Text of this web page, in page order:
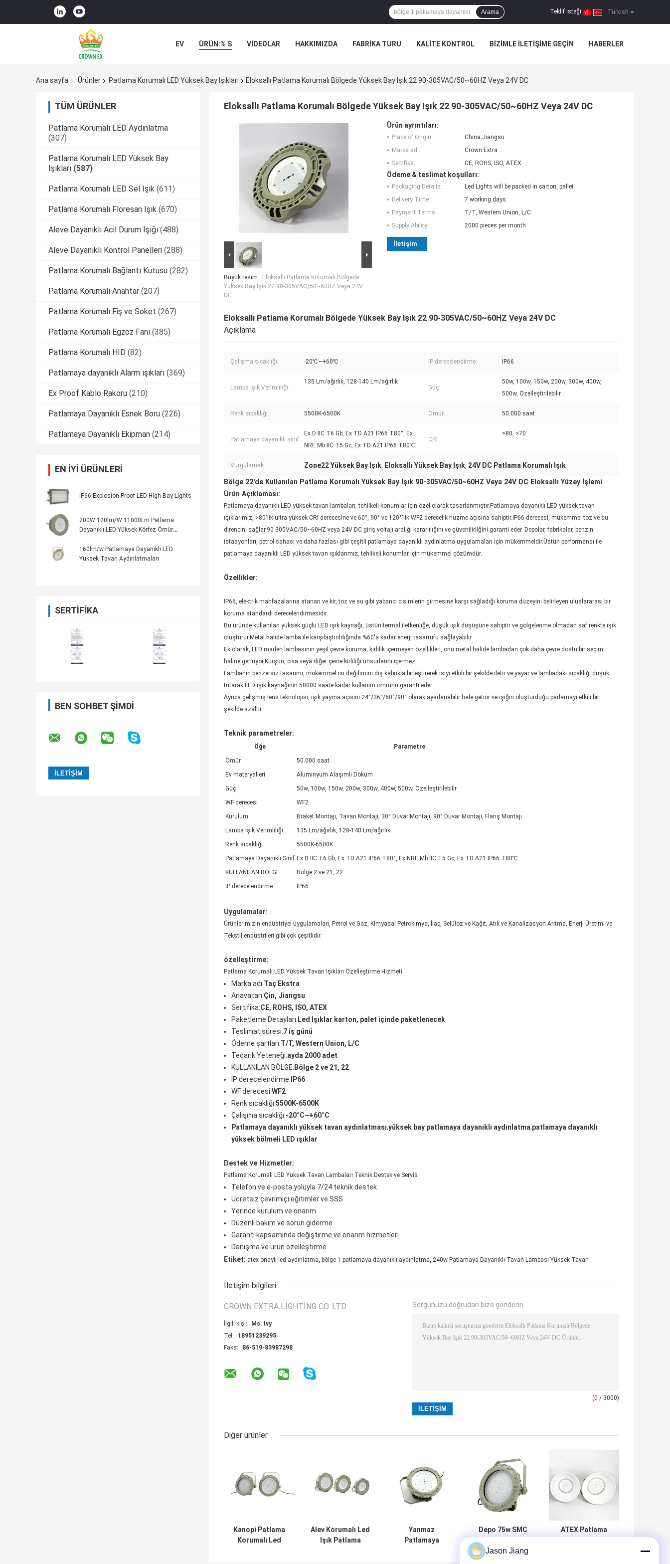
Turkish
Teklif isteği |
Arama
EV ÜRÜN:% S VİDEOLAR HAKKIMIZDA FABRIKA TURU KALITE KONTROL BIZIMLE ILETIŞIME GEÇIN HABERLER
Ana sayfa
Ürünler Patlama Korumalı LED Yüksek Bay Işıkları Eloksallı Patlama Korumalı Bölgede Yüksek Bay Işık 22 90-305VAC/50~60HZ Veya 24V DC
TÜM ÜRÜNLER
Patlama Korumalı LED Aydınlatma
(307)
Patlama Korumalı LED Yüksek Bay
Işıkları (587)
Patlama Korumalı LED Sel Işık (611)
Patlama Korumalı Floresan Işık (670)
Aleve Dayanıklı Acil Durum Işığı (488)
Aleve Dayanıklı Kontrol Panelleri (288)
Patlama Korumalı Bağlantı Kutusu (282)
Patlama Korumalı Anahtar (207)
Patlama Korumalı Fiş ve Soket (267)
Patlama Korumalı Egzoz Fanı (385)
Patlama Korumalı HID (82)
Patlamaya dayanıklı Alarm ışıkları (369)
Ex Proof Kablo Rakoru (210)
Patlamaya Dayanıklı Esnek Boru (226)
Patlamaya Dayanıklı Ekipman (214)
EN IYI ÜRÜNLERI
IP66 Explosion Proof LED High Bay Lights
200W 120lm/W 11000Lm Patlama
Dayanıklı LED Yüksek Körfez Ömür
160lm/w Patlamaya Dayanıklı LED
Yüksek Tavan Aydınlatmaları
SERTIFIKA
BEN SOHBET ŞIMDI
Eloksallı Patlama Korumalı Bölgede Yüksek Bay Işık 22 90-305VAC/50~60HZ Veya 24V DC
Büyük resim : Eloksallı Patlama Korumalı Bölgede
Yüksek Bay Işık 22 90-305VAC/50~60HZ Veya 24V
DC
Ürün ayrıntıları:
Place of Origin:
China,Jiangsu
Marka adı:
Crown Extra
Sertifika:
CE, ROHS, ISO, ATEX
Ödeme & teslimat koşulları:
Packaging Details:
Led Lights will be packed in carton, pallet
Delivery Time:
7 working days
Payment Terms:
T/T, Western Union, L/C
Supply Ability:
2000 pieces per month
İletişim
Eloksallı Patlama Korumalı Bölgede Yüksek Bay Işık 22 90-305VAC/50~60HZ Veya 24V DC
Açıklama
Çalışma sıcaklığı: -20℃~+60℃ IP derecelendirme: IP66
Lamba Işık Verimliliği:
135 Lm/ağırlık, 128-140 Lm/ağırlık
Güç:
50w, 100w, 150w, 200w, 300w, 400w,
500w, Özelleştirilebilir
Renk sıcaklığı: 5500K-6500K Ömür: 50.000 saat
Patlamaya dayanıklı sınıf:
Ex D IIC T6 Gb, Ex TD A21 IP66 T80°, Ex
NRE Mb IIC T5 Gc, Ex TD A21 IP66 T80℃
CRI:
>80, >70
Vurgulamak: Zone22 Yüksek Bay Işık, Eloksallı Yüksek Bay Işık, 24V DC Patlama Korumalı Işık
Bölge 22'de Kullanılan Patlama Korumalı Yüksek Bay Işık 90-305VAC/50~60HZ Veya 24V DC Eloksallı Yüzey İşlemi
Ürün Açıklaması:
Patlamaya dayanıklı LED yüksek tavan lambaları, tehlikeli konumlar için özel olarak tasarlanmıştır.Patlamaya dayanıklı LED yüksek tavan
ışıklarımız, >80'lik ultra yüksek CRI derecesine ve 60°, 90° ve 120°'lik WF2 derecelik huzme açısına sahiptir.IP66 derecesi, mükemmel toz ve su
direncini sağlar.90-305VAC/50~60HZ veya 24V DC giriş voltajı aralığı kararlılığını ve güvenilirliğini garanti eder. Depolar, fabrikalar, benzin
istasyonları, petrol sahası ve daha fazlası gibi çeşitli patlamaya dayanıklı aydınlatma uygulamaları için mükemmeldir.Üstün performansı ile
patlamaya dayanıklı LED yüksek tavan ışıklarımız, tehlikeli konumlar için mükemmel çözümdür.
Özellikler:
IP66, elektrik mahfazalarına atanan ve kir, toz ve su gibi yabancı cisimlerin girmesine karşı sağladığı koruma düzeyini belirleyen uluslararası bir
koruma standardı derecelendirmesidir.
Bu üründe kullanılan yüksek güçlü LED ışık kaynağı, üstün termal iletkenliğe, düşük ışık düşüşüne sahiptir ve gölgelenme olmadan saf renkte ışık
oluşturur.Metal halide lamba ile karşılaştırıldığında %60'a kadar enerji tasarrufu sağlayabilir.
Ek olarak, LED maden lambasının yeşil çevre koruma, kirlilik içermeyen özellikleri, onu metal halide lambadan çok daha çevre dostu bir seçim
haline getiriyor.Kurşun, cıva veya diğer çevre kirliliği unsurlarını içermez.
Lambanın benzersiz tasarımı, mükemmel ısı dağılımını dış kabukla birleştirerek ısıyı etkili bir şekilde iletir ve yayar ve lambadaki sıcaklığı düşük
tutarak LED ışık kaynağının 50000 saate kadar kullanım ömrünü garanti eder.
Ayrıca gelişmiş lens teknolojisi, ışık yayma açısını 24°/36°/60°/90° olarak ayarlanabilir hale getirir ve ışığın oluşturduğu parlamayı etkili bir
şekilde azaltır.
Teknik parametreler:
Öğe
Parametre
Ömür
50.000 saat
Ev materyalleri
Alüminyum Alaşımlı Döküm
Güç
50w, 100w, 150w, 200w, 300w, 400w, 500w, Özelleştirilebilir
WF derecesi
WF2
Kurulum
Braket Montajı, Tavan Montajı, 30° Duvar Montajı, 90° Duvar Montajı, Flanş Montajı
Lamba Işık Verimliliği
135 Lm/ağırlık, 128-140 Lm/ağırlık
Renk sıcaklığı
5500K-6500K
Patlamaya Dayanıklı Sınıf Ex D IIC T6 Gb, Ex TD A21 IP66 T80°, Ex NRE Mb IIC T5 Gc, Ex TD A21 IP66 T80℃
KULLANILAN BÖLGE
Bölge 2 ve 21, 22
IP derecelendirme
IP66
Uygulamalar:
Ürünlerimizin endüstriyel uygulamaları, Petrol ve Gaz, Kimyasal Petrokimya, İlaç, Selüloz ve Kağıt, Atık ve Kanalizasyon Arıtma, Enerji Üretimi ve
Tekstil endüstrileri gibi çok çeşitlidir.
özelleştirme:
Patlama Korumalı LED Yüksek Tavan Işıkları Özelleştirme Hizmeti
Marka adı:Taç Ekstra
Anavatan:Çin, Jiangsu
Sertifika:CE, ROHS, ISO, ATEX
Paketleme Detayları: Led Işıklar karton, palet içinde paketlenecek
Teslimat süresi:7 iş günü
Ödeme şartları:T/T, Western Union, L/C
Tedarik Yeteneği:ayda 2000 adet
KULLANILAN BÖLGE: Bölge 2 ve 21, 22
IP derecelendirme: IP66
WF derecesi:WF2
Renk sıcaklığı:5500K-6500K
Çalışma sıcaklığı:-20°C~+60°C
Patlamaya dayanıklı yüksek tavan aydınlatması,yüksek bay patlamaya dayanıklı aydınlatma,patlamaya dayanıklı
yüksek bölmeli LED ışıklar
Destek ve Hizmetler:
Patlama Korumalı LED Yüksek Tavan Lambaları Teknik Destek ve Servis
Telefon ve e-posta yoluyla 7/24 teknik destek
Ücretsiz çevrimiçi eğitimler ve SSS
Yerinde kurulum ve onarım
Düzenli bakım ve sorun giderme
Garanti kapsamında değiştirme ve onarım hizmetleri
Danışma ve ürün özelleştirme
Etiket: atex onaylı led aydınlatma, bölge 1 patlamaya dayanıklı aydınlatma, 240w Patlamaya Dayanıklı Tavan Lambası Yüksek Tavan
İletişim bilgileri
CROWN EXTRA LIGHTING CO. LTD
İlgili kişi:
Ms. Ivy
Tel:
18951239295
Faks:
86-519-83987298
Sorgunuzu doğrudan bize gönderin
(0 / 3000)
Diğer ürünler
Kanopi Patlama
Korumalı Led
Alev Korumalı Led
Işık Patlama
Yanmaz
Patlamaya
Depo 75w SMC
Kabuğu için Tavan
Patlama Korumalı
ATEX Patlama
Jason Jiang